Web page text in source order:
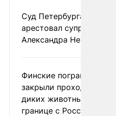
Суд Петербурга заочно
арестовал супругу
Александра Невзорова
Финские пограничники
закрыли проходы для
диких животных на
границе с Россией